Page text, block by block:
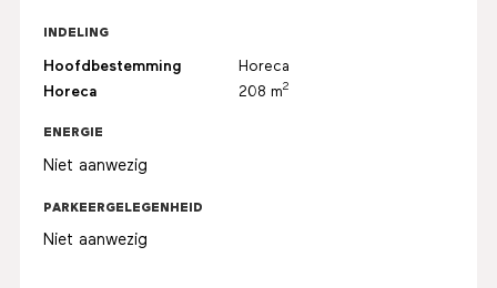
INDELING
Hoofdbestemming
Horeca
Horeca
208 m2
ENERGIE
Niet aanwezig
PARKEERGELEGENHEID
Niet aanwezig